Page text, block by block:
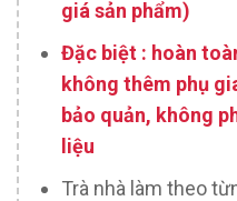
giá sản phẩm)
Đặc biệt : hoàn
không thêm phụ
bảo quản, không
liệu
Trà nhà làm theo